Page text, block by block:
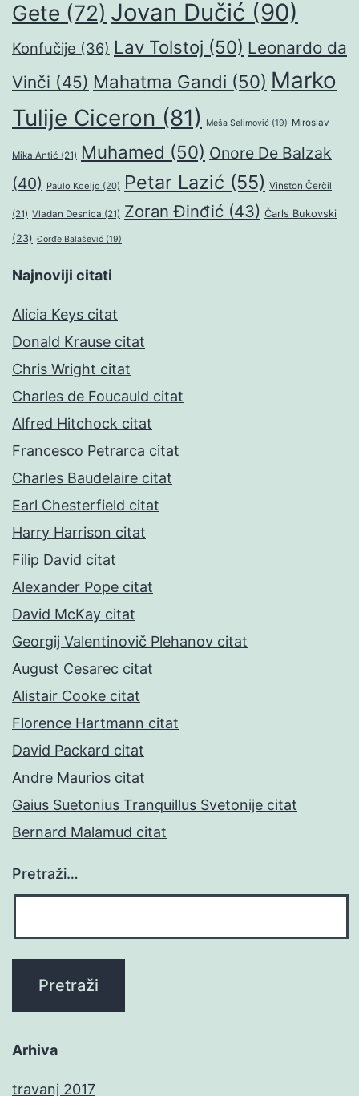
Gete (72) Jovan Dučić (90)
Konfučije (36) Lav Tolstoj (50) Leonardo da
Vinči (45) Mahatma Gandi (50) Marko
Tulije Ciceron (81) Meša Selimović (19) Miroslav
Mika Antić (21) Muhamed (50) Onore De Balzak
(40) Paulo Koeljo (20) Petar Lazić (55) Vinston Čerčil
(21) Vladan Desnica (21) Zoran Đinđić (43) Čarls Bukovski
(23) Đorđe Balašević (19)
Najnoviji citati
Alicia Keys citat
Donald Krause citat
Chris Wright citat
Charles de Foucauld citat
Alfred Hitchock citat
Francesco Petrarca citat
Charles Baudelaire citat
Earl Chesterfield citat
Harry Harrison citat
Filip David citat
Alexander Pope citat
David McKay citat
Georgij Valentinovič Plehanov citat
August Cesarec citat
Alistair Cooke citat
Florence Hartmann citat
David Packard citat
Andre Maurios citat
Gaius Suetonius Tranquillus Svetonije citat
Bernard Malamud citat
Pretraži…
Arhiva
travanj 2017